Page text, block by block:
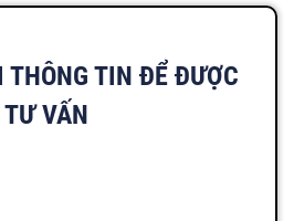
THÔNG TIN ĐỂ ĐƯỢC
TƯ VẤN